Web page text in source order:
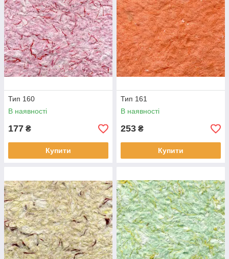
Тип 160
В наявності
177 ₴
Купити
Тип 161
В наявності
253 ₴
Купити